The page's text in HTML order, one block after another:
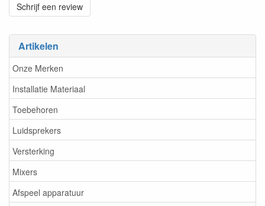
Artikelen
Onze Merken
Installatie Materiaal
Toebehoren
Luidsprekers
Versterking
Mixers
Afspeel apparatuur
Schrijf een review